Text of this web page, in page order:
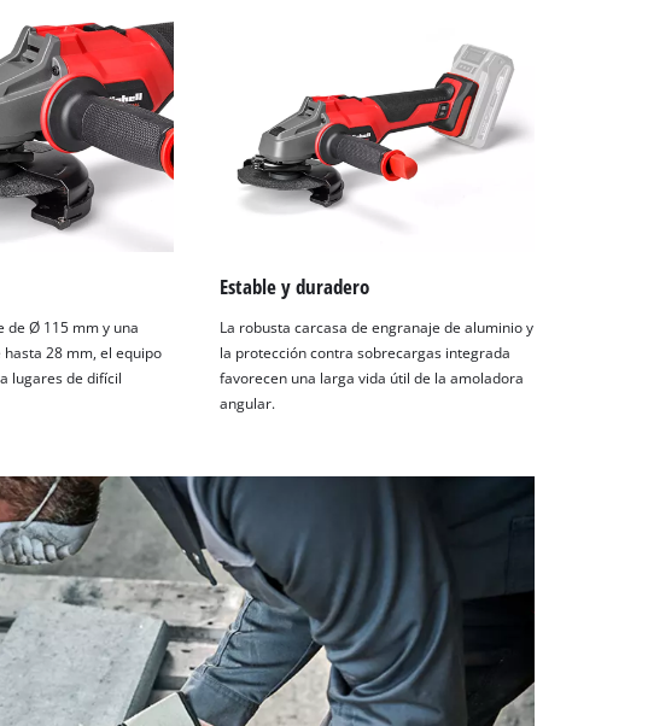
de Ø 115 mm y una
28 mm, el equipo
lugares de difícil
Estable y duradero
La robusta carcasa de engranaje de aluminio y
la protección contra sobrecargas integrada
favorecen una larga vida útil de la amoladora
angular.